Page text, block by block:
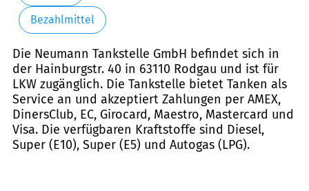
Bezahlmittel
Die Neumann Tankstelle GmbH befindet sich in
der Hainburgstr. 40 in 63110 Rodgau und ist für
LKW zugänglich. Die Tankstelle bietet Tanken als
Service an und akzeptiert Zahlungen per AMEX,
DinersClub, EC, Girocard, Maestro, Mastercard und
Visa. Die verfügbaren Kraftstoffe sind Diesel,
Super (E10), Super (E5) und Autogas (LPG).